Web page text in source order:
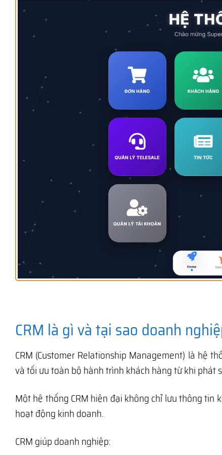
CRM là gì và tại sao doanh
CRM (Customer Relationship Management) là hệ
và tối ưu toàn bộ hành trình khách hàng từ khi phát
Một hệ thống CRM hiện đại không chỉ lưu thông
hoạt động kinh doanh.
CRM giúp doanh nghiệp: